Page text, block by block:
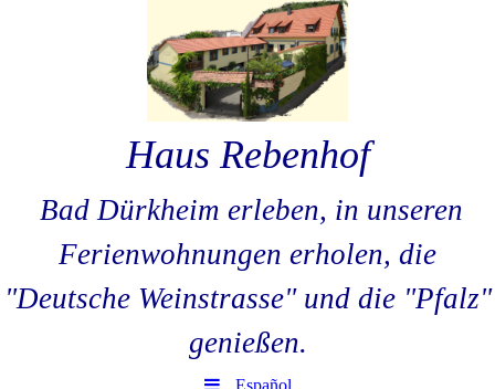
Haus Rebenhof
Bad Dürkheim erleben, in unseren
Ferienwohnungen erholen, die
"Deutsche Weinstrasse" und die "Pfalz"
genießen.
Español